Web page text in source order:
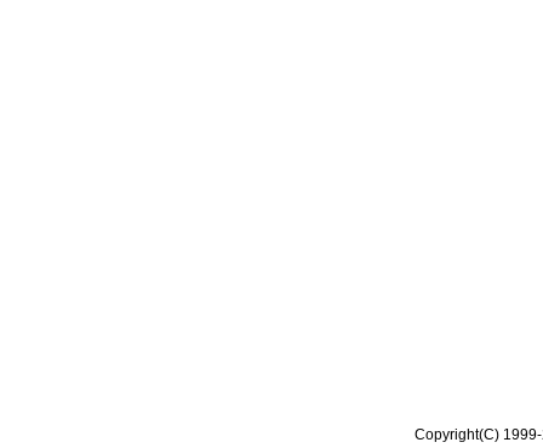
Copyright(C)